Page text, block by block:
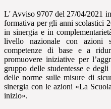
L' Avviso 9707 del 27/04/2021
formativa per gli anni scolastici
in sinergia e in
livello nazionale con azioni
competenze di base e a
promuovere iniziative per
gruppo delle studentesse e
delle norme sulle misure di
sinergia con le azioni «La
inizio».